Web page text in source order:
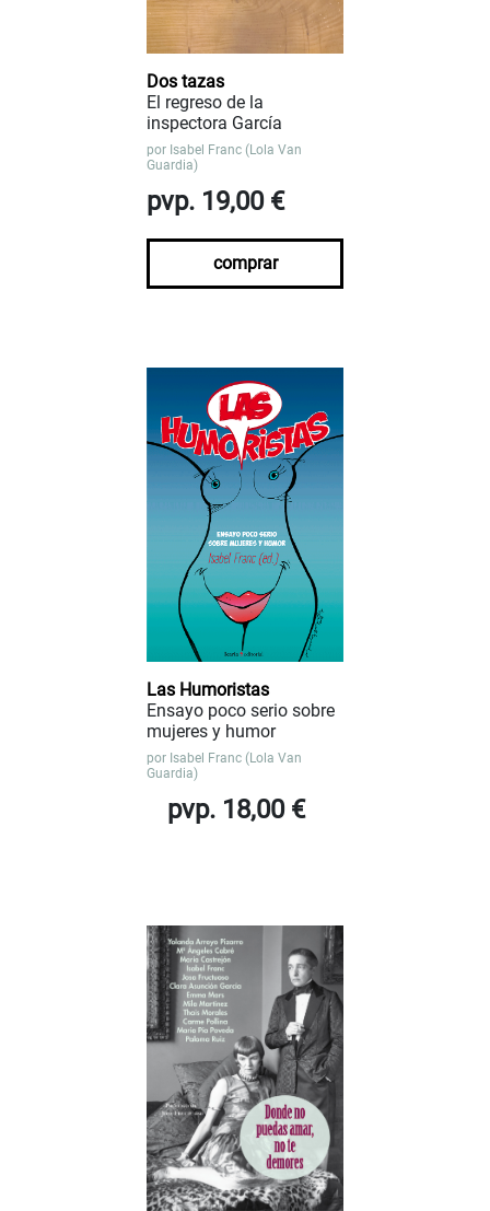
Dos tazas
El regreso de la
inspectora García
por Isabel Franc (Lola Van
Guardia)
pvp. 19,00 €
comprar
Las Humoristas
Ensayo poco serio sobre
mujeres y humor
por Isabel Franc (Lola Van
Guardia)
pvp. 18,00 €